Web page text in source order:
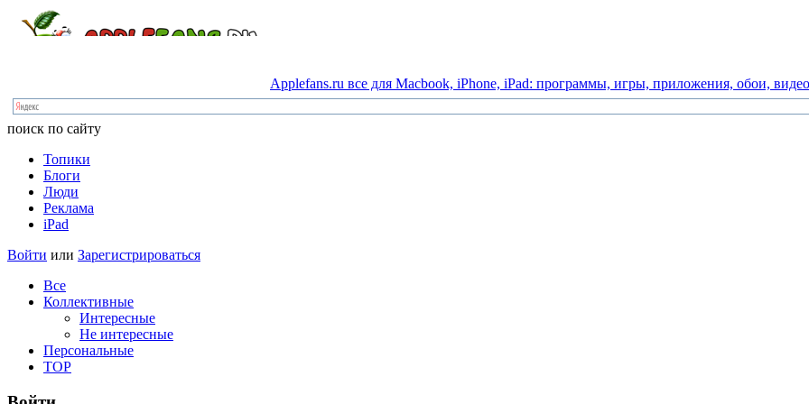
Applefans.ru все для Macbook, iPhone, iPad: программы, игры, приложения, обои, видео
поиск по сайту
Топики
Блоги
Люди
Реклама
iPad
Войти или Зарегистрироваться
Все
Коллективные
Интересные
Не интересные
Персональные
TOP